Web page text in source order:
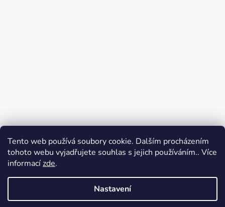
Tento web používá soubory cookie. Dalším procházením
tohoto webu vyjadřujete souhlas s jejich používáním.. Více
informacízde.
Nastavení
Přijímáme online platby